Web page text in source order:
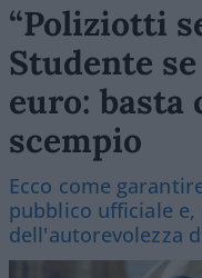
“Poliziotti
Studente
euro: basta
scempio
Ecco come
pubblico ufficiale
dell'autorevolezza